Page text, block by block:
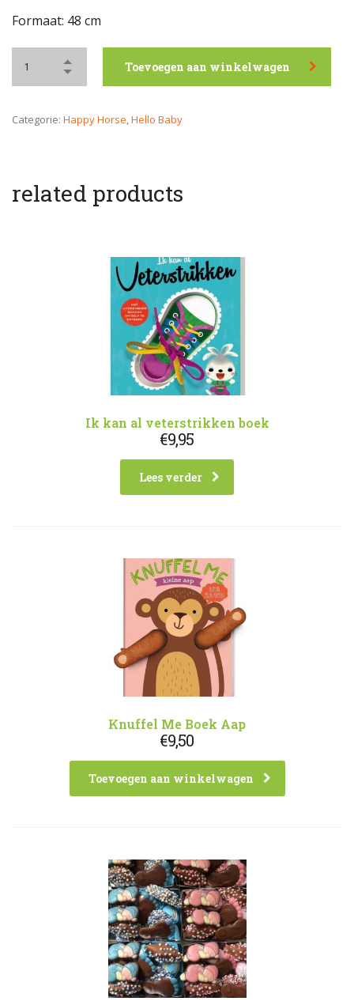
Formaat: 48 cm
Toevoegen aan winkelwagen
Categorie: Happy Horse,Hello Baby
related products
Ik kan al veterstrikken boek
€9,95
Lees verder
Knuffel Me Boek Aap
€9,50
Toevoegen aan winkelwagen